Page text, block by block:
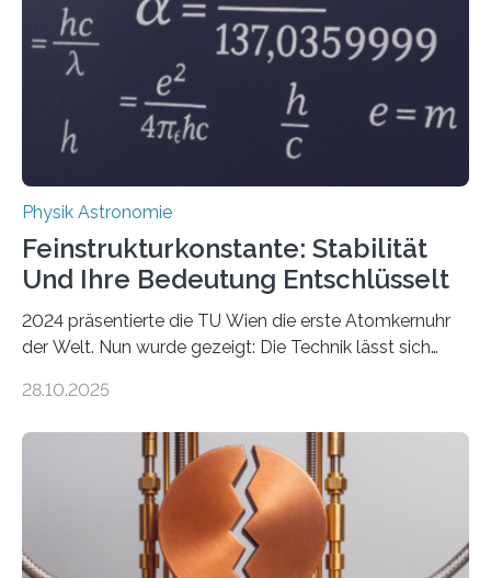
Physik Astronomie
Feinstrukturkonstante: Stabilität
Und Ihre Bedeutung Entschlüsselt
2024 präsentierte die TU Wien die erste Atomkernuhr
der Welt. Nun wurde gezeigt: Die Technik lässt sich
fundamentalen Physik nachzugehen. Thorium-
Messungen verwenden. Das hatte man jahrzehntelang
vermutet, weltweit war nach den passenden
Atomkern-Zuständen gesucht worden, 2024 gelang
einem Team der TU Wien mit Unterstützung
internationaler Partner der entscheidende Durchbruch:
28.10.2025